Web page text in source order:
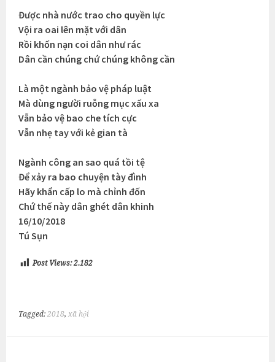
Được nhà nước trao cho quyền lực
Vội ra oai lên mặt với dân
Rồi khốn nạn coi dân như rác
Dân cần chúng chứ chúng không cần
Là một ngành bảo vệ pháp luật
Mà dùng người ruỗng mục xấu xa
Vẫn bảo vệ bao che tích cực
Vẫn nhẹ tay với kẻ gian tà
Ngành công an sao quá tồi tệ
Để xảy ra bao chuyện tày đình
Hãy khẩn cấp lo mà chỉnh đốn
Chứ thế này dân ghét dân khinh
16/10/2018
Tú Sụn
Post Views: 2.182
Tagged:2018, xã hội